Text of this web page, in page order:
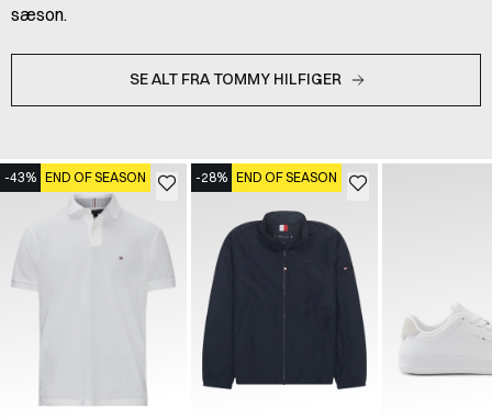
sæson.
SE ALT FRA TOMMY HILFIGER
-43% END OF SEASON -28% END OF SEASON